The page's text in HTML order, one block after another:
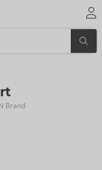
Brand